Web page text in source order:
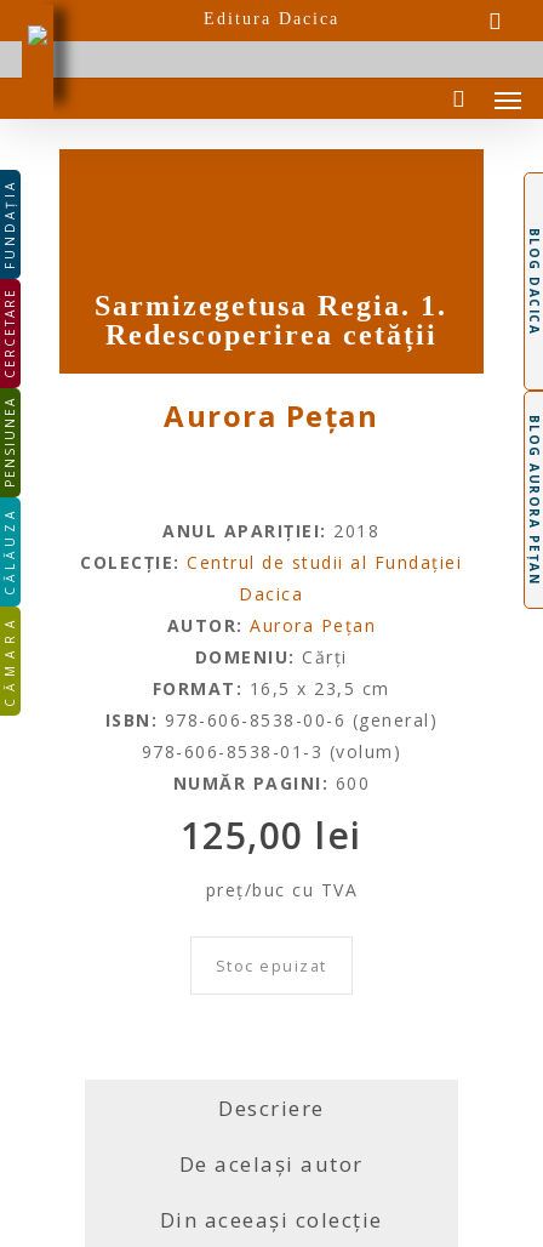
to
main
content
Editura Dacica
FUNDAȚIA
CERCETARE
PENSIUNEA
CĂLĂUZA
CĂMARA
BLOG AURORA PEȚAN
BLOG DACICA
Sarmizegetusa Regia. 1.
Redescoperirea cetății
Aurora Pețan
ANUL APARIȚIEI: 2018
COLECȚIE: Centrul de studii al Fundației
Dacica
AUTOR: Aurora Pețan
DOMENIU: Cărți
FORMAT: 16,5 x 23,5 cm
ISBN: 978-606-8538-00-6 (general)
978-606-8538-01-3 (volum)
NUMĂR PAGINI: 600
125,00 lei
preț/buc cu TVA
Stoc epuizat
Descriere
De același autor
Din aceeași colecție